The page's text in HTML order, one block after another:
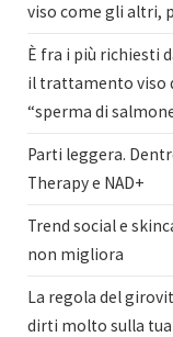
viso come gli altri,
È fra i più richiesti
il trattamento viso
“sperma di
Parti leggera.
Therapy e NAD+
Trend social e
non migliora
La regola del
dirti molto sulla tua